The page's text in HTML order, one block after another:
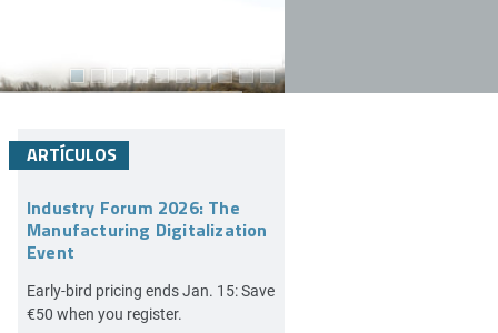
ARTÍCULOS
Industry Forum 2026: The
Manufacturing Digitalization
Event
Early-bird pricing ends Jan. 15: Save
€50 when you register.